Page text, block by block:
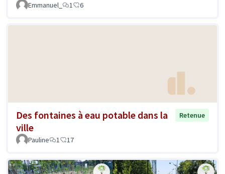
Emmanuel_ 1 6
Des fontaines à eau potable dans la
ville
Retenue
Pauline 1 17